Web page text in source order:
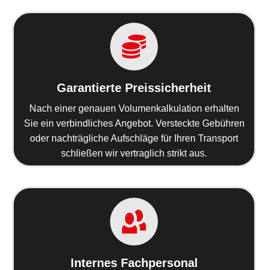
Garantierte Preissicherheit
Nach einer genauen Volumenkalkulation erhalten
Sie ein verbindliches Angebot. Versteckte Gebühren
oder nachträgliche Aufschläge für Ihren Transport
schließen wir vertraglich strikt aus.
Internes Fachpersonal